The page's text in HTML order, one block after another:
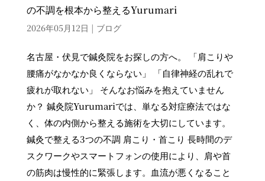
の不調を根本から整えるYurumari
2026年05月12日 | ブログ
名古屋・伏見で鍼灸院をお探しの方へ。 「肩こりや
腰痛がなかなか良くならない」 「自律神経の乱れで
疲れが取れない」 そんなお悩みを抱えていません
か？ 鍼灸院Yurumariでは、単なる対症療法ではな
く、体の内側から整える施術を大切にしています。
鍼灸で整える3つの不調 肩こり・首こり 長時間のデ
スクワークやスマートフォンの使用により、肩や首
の筋肉は慢性的に緊張します。血流が悪くなること